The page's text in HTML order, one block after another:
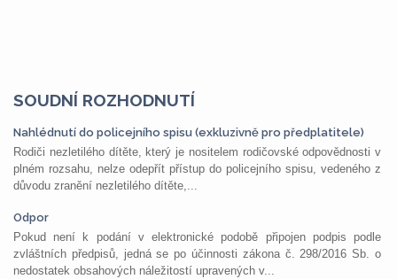
SOUDNÍ ROZHODNUTÍ
Nahlédnutí do policejního spisu (exkluzivně pro předplatitele)
Rodiči nezletilého dítěte, který je nositelem rodičovské odpovědnosti v
plném rozsahu, nelze odepřít přístup do policejního spisu, vedeného z
důvodu zranění nezletilého dítěte,...
Odpor
Pokud není k podání v elektronické podobě připojen podpis podle
zvláštních předpisů, jedná se po účinnosti zákona č. 298/2016 Sb. o
nedostatek obsahových náležitostí upravených v...